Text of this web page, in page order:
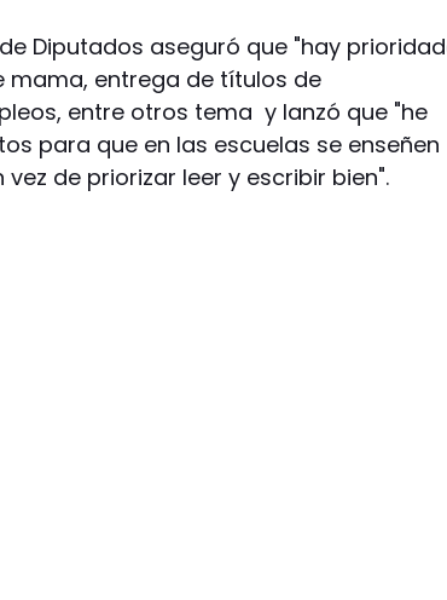
Diputados aseguró que "hay
entrega de títulos de
entre otros tema y lanzó que "he
para que en las escuelas se enseñen
de priorizar leer y escribir bien".